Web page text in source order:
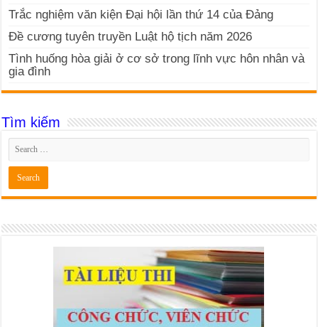
Trắc nghiệm văn kiện Đại hội lần thứ 14 của Đảng
Đề cương tuyên truyền Luật hộ tịch năm 2026
Tình huống hòa giải ở cơ sở trong lĩnh vực hôn nhân và
gia đình
Tìm kiếm